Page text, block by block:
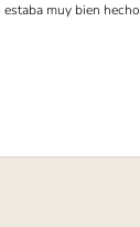
muy bien